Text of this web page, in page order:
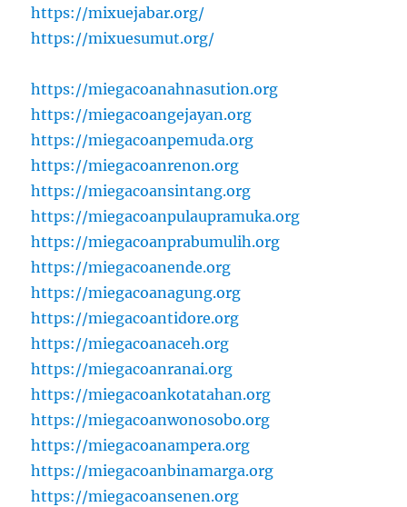
https://mixuejabar.org/
https://mixuesumut.org/
https://miegacoanahnasution.org
https://miegacoangejayan.org
https://miegacoanpemuda.org
https://miegacoanrenon.org
https://miegacoansintang.org
https://miegacoanpulaupramuka.org
https://miegacoanprabumulih.org
https://miegacoanende.org
https://miegacoanagung.org
https://miegacoantidore.org
https://miegacoanaceh.org
https://miegacoanranai.org
https://miegacoankotatahan.org
https://miegacoanwonosobo.org
https://miegacoanampera.org
https://miegacoanbinamarga.org
https://miegacoansenen.org